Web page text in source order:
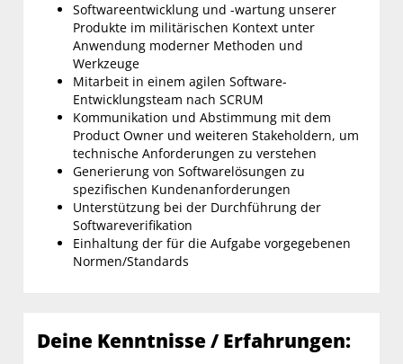
Softwareentwicklung und -wartung unserer
Produkte im militärischen Kontext unter
Anwendung moderner Methoden und
Werkzeuge
Mitarbeit in einem agilen Software-
Entwicklungsteam nach SCRUM
Kommunikation und Abstimmung mit dem
Product Owner und weiteren Stakeholdern, um
technische Anforderungen zu verstehen
Generierung von Softwarelösungen zu
spezifischen Kundenanforderungen
Unterstützung bei der Durchführung der
Softwareverifikation
Einhaltung der für die Aufgabe vorgegebenen
Normen/Standards
Deine Kenntnisse / Erfahrungen: